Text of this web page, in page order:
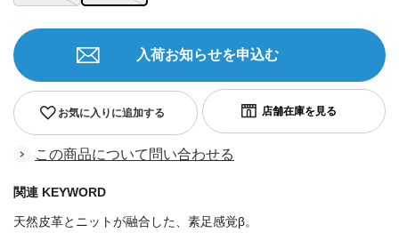
お気に入りに追加する
入荷お知らせを申込む
この商品について問い合わせる
関連 KEYWORD
天然皮革とニットが融合した、素足感覚β。